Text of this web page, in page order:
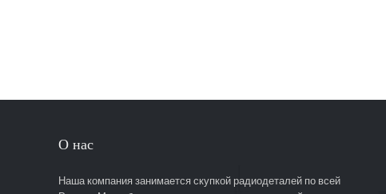
О нас
Наша компания занимается скупкой радиодеталей по всей